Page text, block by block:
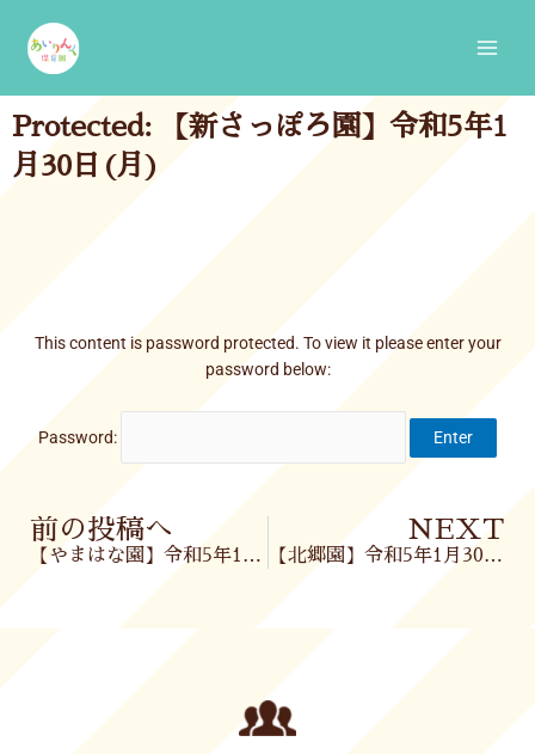
content
Protected: 【新さっぽろ園】令和5年1
月30日(月)
This content is password protected. To view it please enter your
password below:
Password:
Prev
前の投稿へ
【やまはな園】令和5年1月30日(月)
NEXT
【北郷園】令和5年1月30日(月)